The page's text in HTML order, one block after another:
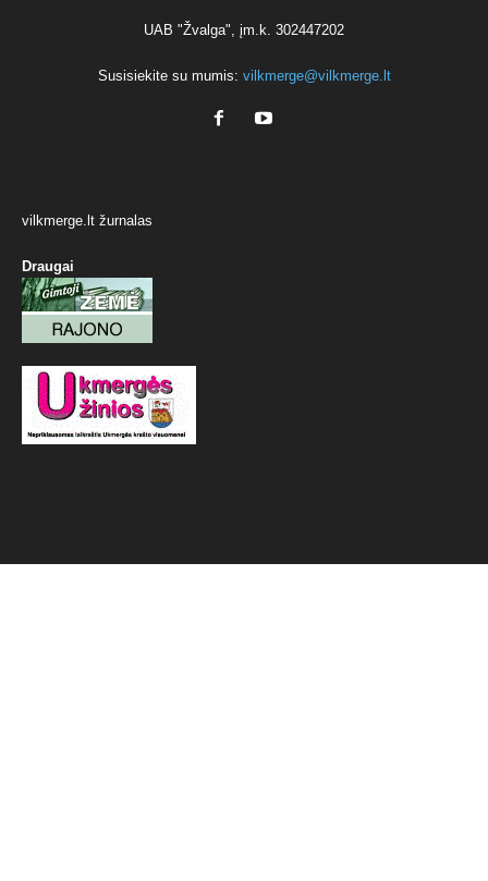
UAB "Žvalga", įm.k. 302447202
Susisiekite su mumis: vilkmerge@vilkmerge.lt
vilkmerge.lt žurnalas
Draugai